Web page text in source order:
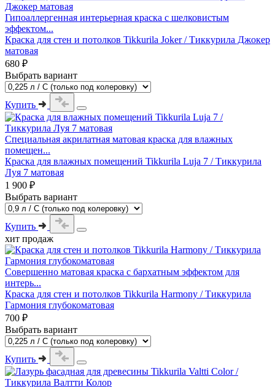
Гипоаллергенная интерьерная краска с шелковистым
эффектом...
Краска для стен и потолков Tikkurila Joker / Тиккурила Джокер
матовая
680 ₽
Выбрать вариант
Купить
Специальная акрилатная матовая краска для влажных
помещен...
Краска для влажных помещений Tikkurila Luja 7 / Тиккурила
Луя 7 матовая
1 900 ₽
Выбрать вариант
Купить
хит продаж
Совершенно матовая краска с бархатным эффектом для
интерь...
Краска для стен и потолков Tikkurila Harmony / Тиккурила
Гармония глубокоматовая
700 ₽
Выбрать вариант
Купить